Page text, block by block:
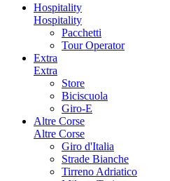
Hospitality
Hospitality
Pacchetti
Tour Operator
Extra
Extra
Store
Biciscuola
Giro-E
Altre Corse
Altre Corse
Giro d'Italia
Strade Bianche
Tirreno Adriatico